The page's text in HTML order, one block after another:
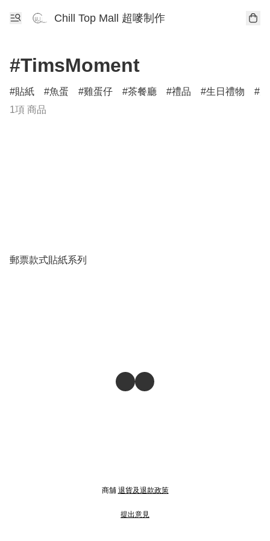
Chill Top Mall 超嘜制作
#TimsMoment
貼紙 魚蛋 雞蛋仔 茶餐廳 禮品 生日禮物
1項 商品
郵票款式貼紙系列
商舖 退貨及退款政策
提出意見